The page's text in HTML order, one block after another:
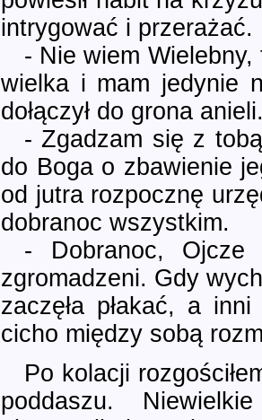
intrygować i przerażać.
- Nie wiem
wielka i mam jedynie
dołączył do grona
- Zgadzam się z
do Boga o zbawienie
od jutra rozpocznę
dobranoc wszystkim.
- Dobranoc, Ojcze
zgromadzeni. Gdy
zaczęła płakać, a
cicho między sobą
Po kolacji
poddaszu.